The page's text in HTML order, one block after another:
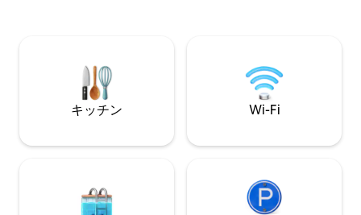
天井埋め込み型ライトセラピーシャワ
ー、Viking＆Sub-Zeroのキッチン家電
トデスクサービス
キッチン Wi-Fi